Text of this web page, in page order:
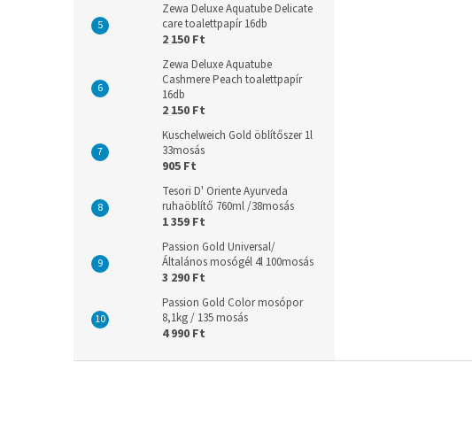
Zewa Deluxe Aquatube Delicate
care toalettpapír 16db
2 150 Ft
Zewa Deluxe Aquatube
Cashmere Peach toalettpapír
16db
2 150 Ft
Kuschelweich Gold öblítőszer 1l
33mosás
905 Ft
Tesori D' Oriente Ayurveda
ruhaöblítő 760ml /38mosás
1 359 Ft
Passion Gold Universal/
Általános mosógél 4l 100mosás
3 290 Ft
Passion Gold Color mosópor
8,1kg / 135 mosás
4 990 Ft